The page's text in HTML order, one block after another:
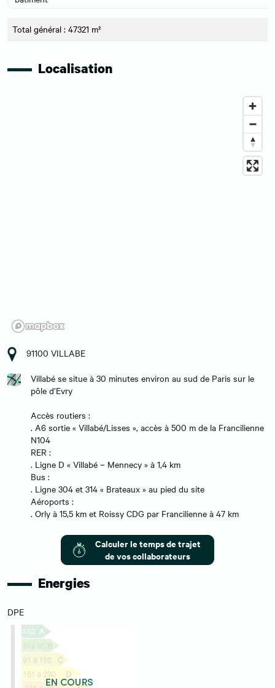
Total général : 47321 m²
Localisation
91100 VILLABE
Villabé se situe à 30 minutes environ au sud de Paris sur le
pôle d’Evry
Accès routiers :
. A6 sortie « Villabé/Lisses », accès à 500 m de la Francilienne
N104
RER :
. Ligne D « Villabé – Mennecy » à 1,4 km
Bus :
. Ligne 304 et 314 « Brateaux » au pied du site
Aéroports :
. Orly à 15,5 km et Roissy CDG par Francilienne à 47 km
Calculer le temps de trajet
de vos collaborateurs
Energies
DPE